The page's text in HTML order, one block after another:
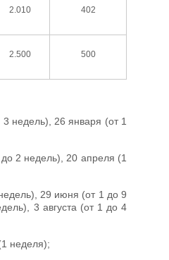
2.010 402
2.500 500
недель), 26 января (от 1
2 недель), 20 апреля (1
29 июня (от 1 до 9
3 августа (от 1 до 4
неделя);